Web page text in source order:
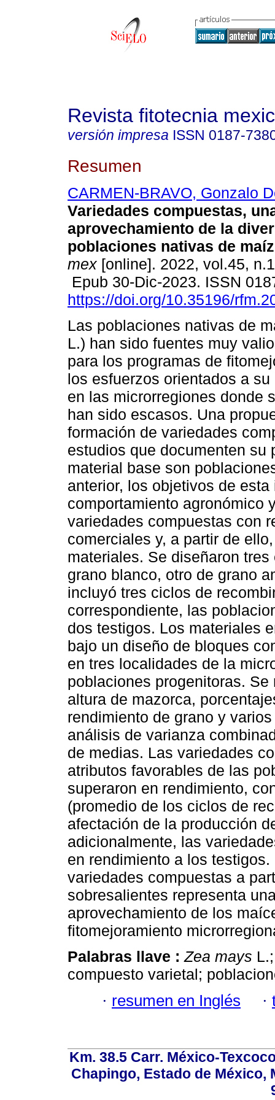
Revista fitotecnia
versión impresa ISSN 0187-
Resumen
CARMEN-BRAVO, Gonzalo
Variedades compuestas,
aprovechamiento de la
poblaciones nativas de
mex [online]. 2022, vol.45,
Epub 30-Dic-2023. ISSN
https://doi.org/10.35196/
Las poblaciones nativas de
L.) han sido fuentes muy
para los programas de
los esfuerzos orientados a
en las microrregiones donde
han sido escasos. Una
formación de variedades
estudios que documenten su
material base son
anterior, los objetivos de
comportamiento agronómico
variedades compuestas con
comerciales y, a partir de
materiales. Se diseñaron
grano blanco, otro de grano
incluyó tres ciclos de
correspondiente, las
dos testigos. Los materiales
bajo un diseño de bloques
en tres localidades de la
poblaciones progenitoras.
altura de mazorca,
rendimiento de grano y
análisis de varianza
de medias. Las variedades
atributos favorables de las
superaron en rendimiento,
(promedio de los ciclos de
afectación de la producción
adicionalmente, las
en rendimiento a los
variedades compuestas a
sobresalientes representa
aprovechamiento de los
fitomejoramiento
Palabras llave :Zea mays
compuesto varietal;
· resumen en Inglés ·
Km. 38.5 Carr. México-
Chapingo, Estado de México,